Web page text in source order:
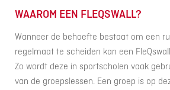
WAAROM EEN FLEQSWALL?
Wanneer de behoefte bestaat om een
regelmaat te scheiden kan een
Zo wordt deze in sportscholen vaak
van de groepslessen. Een groep is op